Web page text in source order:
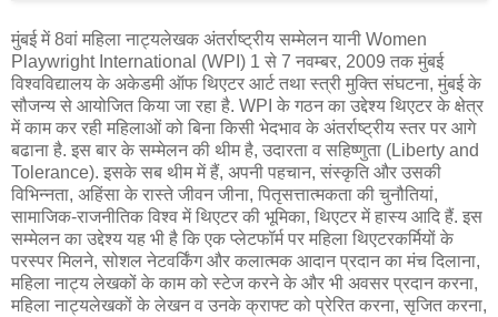
मुंबई में 8वां महिला नाट्यलेखक अंतर्राष्ट्रीय सम्मेलन यानी Women
Playwright International (WPI) 1 से 7 नवम्बर, 2009 तक मुंबई
विश्वविद्यालय के अकेडमी ऑफ थिएटर आर्ट तथा स्त्री मुक्ति संघटना, मुंबई के
सौजन्य से आयोजित किया जा रहा है. WPI के गठन का उद्देश्य थिएटर के क्षेत्र
में काम कर रही महिलाओं को बिना किसी भेदभाव के अंतर्राष्ट्रीय स्तर पर आगे
बढाना है. इस बार के सम्मेलन की थीम है, उदारता व सहिष्णुता (Liberty and
Tolerance). इसके सब थीम में हैं, अपनी पहचान, संस्कृति और उसकी
विभिन्नता, अहिंसा के रास्ते जीवन जीना, पितृसत्तात्मकता की चुनौतियां,
सामाजिक-राजनीतिक विश्व में थिएटर की भूमिका, थिएटर में हास्य आदि हैं. इस
सम्मेलन का उद्देश्य यह भी है कि एक प्लेटफॉर्म पर महिला थिएटरकर्मियों के
परस्पर मिलने, सोशल नेटवर्किंग और कलात्मक आदान प्रदान का मंच दिलाना,
महिला नाट्य लेखकों के काम को स्टेज करने के और भी अवसर प्रदान करना,
महिला नाट्यलेखकों के लेखन व उनके क्राफ्ट को प्रेरित करना, सृजित करना,